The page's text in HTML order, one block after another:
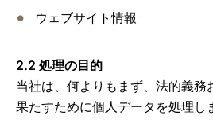
ウェブサイト情報
2.2 処理の目的
当社は、何よりもまず、法的義務
果たすために個人データを処理し